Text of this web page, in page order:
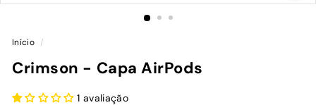
Início /
Crimson - Capa AirPods
1 avaliação